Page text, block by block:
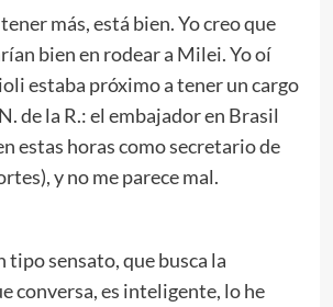
más, está bien. Yo creo que
bien en rodear a Milei. Yo oí
estaba próximo a tener un cargo
de la R.: el embajador en Brasil
estas horas como secretario de
y no me parece mal.
tipo sensato, que busca la
conversa, es inteligente, lo he